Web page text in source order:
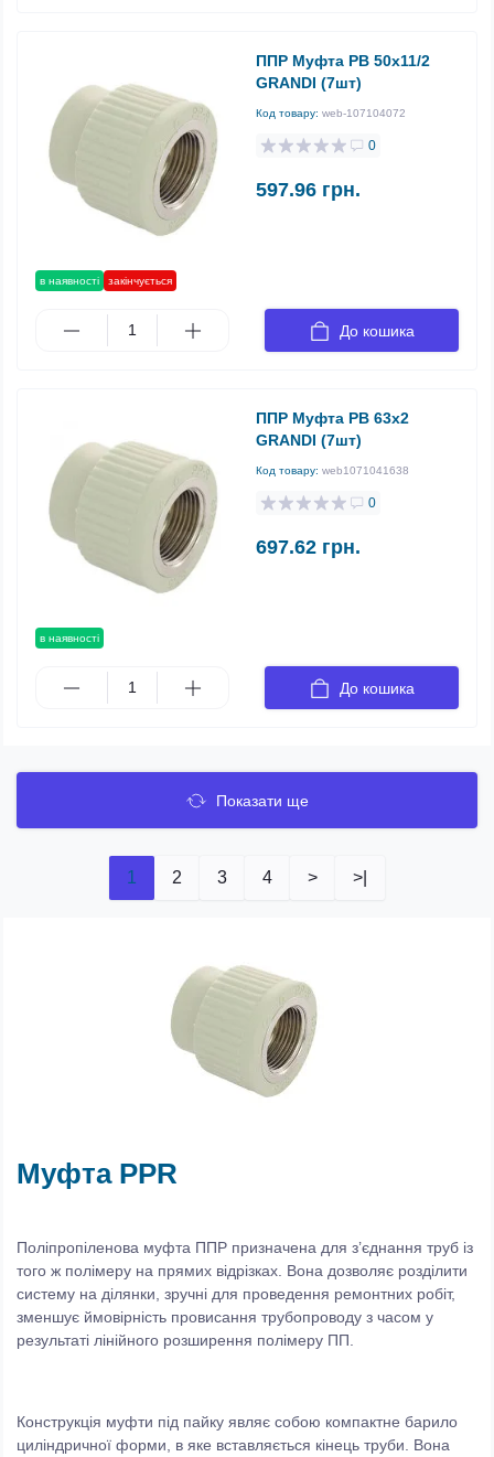
в наявності закінчується
ППР Муфта РВ 50х11/2
GRANDI (7шт)
Код товару: web-107104072
0
597.96 грн.
До кошика
в наявності
ППР Муфта РВ 63х2
GRANDI (7шт)
Код товару: web1071041638
0
697.62 грн.
До кошика
Показати ще
1 2 3 4 > >|
Муфта PPR
Поліпропіленова муфта ППР призначена для з’єднання труб із
того ж полімеру на прямих відрізках. Вона дозволяє розділити
систему на ділянки, зручні для проведення ремонтних робіт,
зменшує ймовірність провисання трубопроводу з часом у
результаті лінійного розширення полімеру ПП.
Конструкція муфти під пайку являє собою компактне барило
циліндричної форми, в яке вставляється кінець труби. Вона